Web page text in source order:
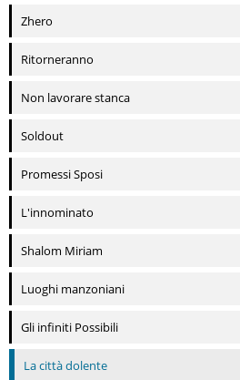
Zhero
Ritorneranno
Non lavorare stanca
Soldout
Promessi Sposi
L'innominato
Shalom Miriam
Luoghi manzoniani
Gli infiniti Possibili
La città dolente